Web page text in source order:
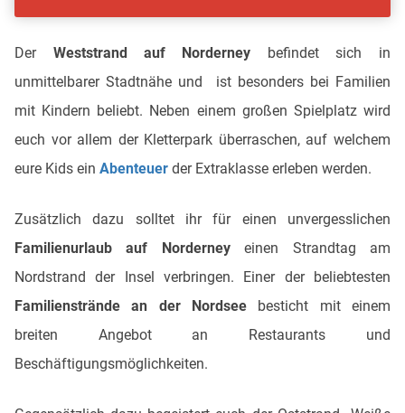
Der Weststrand auf Norderney befindet sich in
unmittelbarer Stadtnähe und ist besonders bei Familien
mit Kindern beliebt. Neben einem großen Spielplatz wird
euch vor allem der Kletterpark überraschen, auf welchem
eure Kids ein Abenteuer der Extraklasse erleben werden.
Zusätzlich dazu solltet ihr für einen unvergesslichen
Familienurlaub auf Norderneyeinen Strandtag am
Nordstrand der Insel verbringen. Einer der beliebtesten
Familienstrände an der Nordseebesticht mit einem
breiten Angebot an Restaurants und
Beschäftigungsmöglichkeiten.